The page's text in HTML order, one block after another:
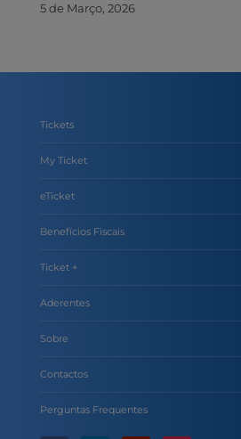
5 de Março, 2026
Tickets
My Ticket
eTicket
Benefícios Fiscais
Ticket +
Aderentes
Sobre
Contactos
Perguntas Frequentes